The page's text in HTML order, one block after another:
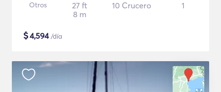
Otros
27 ft
8 m
10 Crucero 1
$4,594/día